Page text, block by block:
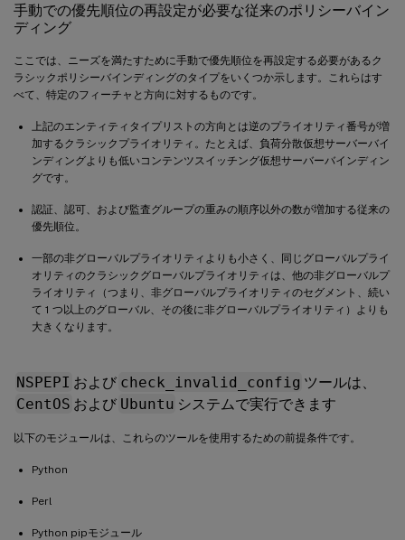
手動での優先順位の再設定が必要な従来のポリシーバイン
ディング
ここでは、ニーズを満たすために手動で優先順位を再設定する必要があるク
ラシックポリシーバインディングのタイプをいくつか示します。これらはす
べて、特定のフィーチャと方向に対するものです。
上記のエンティティタイプリストの方向とは逆のプライオリティ番号が増
加するクラシックプライオリティ。たとえば、負荷分散仮想サーバーバイ
ンディングよりも低いコンテンツスイッチング仮想サーバーバインディン
グです。
認証、認可、および監査グループの重みの順序以外の数が増加する従来の
優先順位。
一部の非グローバルプライオリティよりも小さく、同じグローバルプライ
オリティのクラシックグローバルプライオリティは、他の非グローバルプ
ライオリティ（つまり、非グローバルプライオリティのセグメント、続い
て 1 つ以上のグローバル、その後に非グローバルプライオリティ）よりも
大きくなります。
NSPEPI および check_invalid_config ツールは、
CentOS および Ubuntu システムで実行できます
以下のモジュールは、これらのツールを使用するための前提条件です。
Python
Perl
Python pipモジュール